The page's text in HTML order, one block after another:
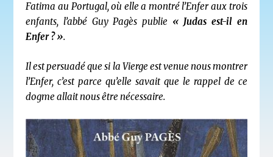
Fatima au Portugal, où elle a montré l’Enfer aux trois
enfants, l’abbé Guy Pagès publie « Judas est-il en
Enfer ? ».
Il est persuadé que si la Vierge est venue nous montrer
l’Enfer, c’est parce qu’elle savait que le rappel de ce
dogme allait nous être nécessaire.